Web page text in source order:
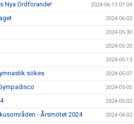
Nya Ordförande! 2024-06-13 07:04
2024-06-02
2024-05-30
2024-05-20
2024-05-13
sökes 2024-05-07
2024-05-05
2024-05-02
- Årsmötet 2024 2024-04-02